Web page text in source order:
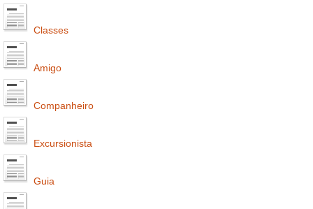
Classes
Amigo
Companheiro
Excursionista
Guia